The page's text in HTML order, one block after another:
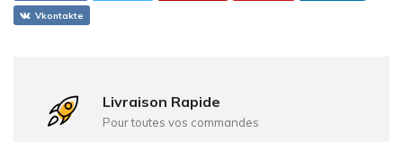
Vkontakte
Livraison Rapide
Pour toutes vos commandes